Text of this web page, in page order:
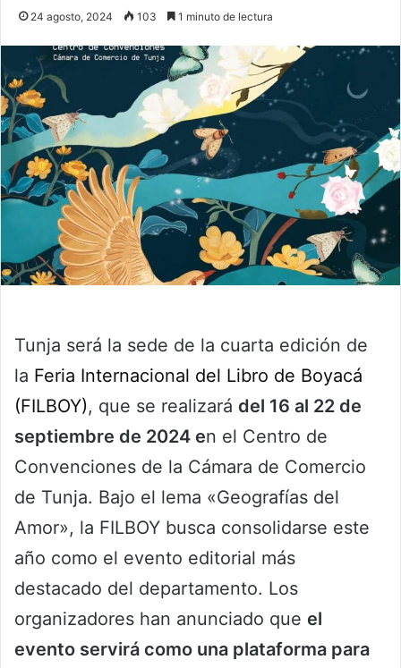
24 agosto, 2024 103 1 minuto de lectura
Tunja será la sede de la cuarta edición de
la Feria Internacional del Libro de Boyacá
(FILBOY), que se realizará del 16 al 22 de
septiembre de 2024 en el Centro de
Convenciones de la Cámara de Comercio
de Tunja. Bajo el lema «Geografías del
Amor», la FILBOY busca consolidarse este
año como el evento editorial más
destacado del departamento. Los
organizadores han anunciado que el
evento servirá como una plataforma para